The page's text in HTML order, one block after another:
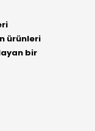
ürünleri
bir